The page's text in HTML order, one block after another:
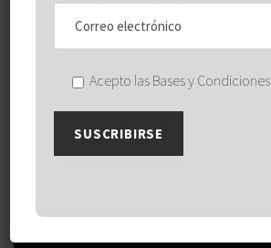
Acepto las Bases y Condiciones